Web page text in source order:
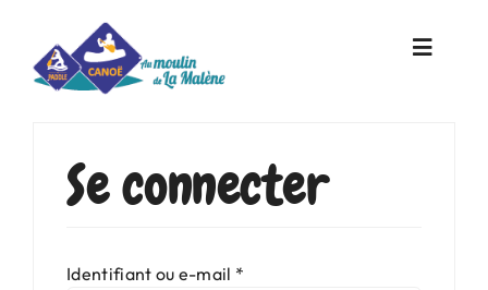
content
Toggle
Activités
Informations Pratiques
Se connecter
Identifiant ou e-mail *